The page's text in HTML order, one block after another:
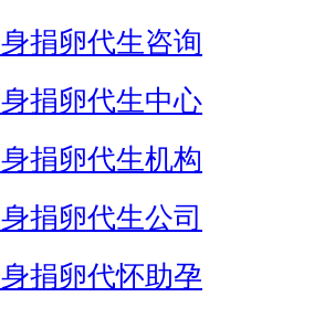
捐卵代生咨询
捐卵代生中心
捐卵代生机构
捐卵代生公司
捐卵代怀助孕